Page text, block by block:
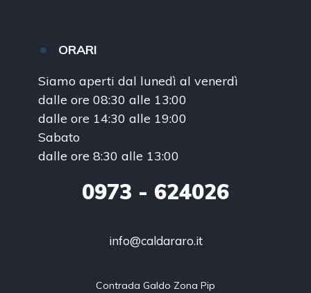
ORARI
Siamo aperti dal lunedì al venerdì
dalle ore 08:30 alle 13:00
dalle ore 14:30 alle 19:00
Sabato
dalle ore 8:30 alle 13:00
0973 - 624026
info@caldararo.it
Contrada Galdo Zona Pip